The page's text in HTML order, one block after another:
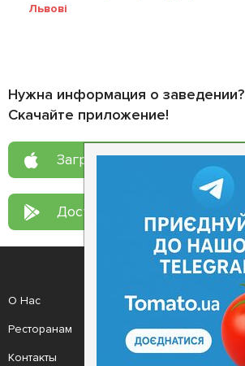
Львові
Нужна информация о заведении?
Скачайте приложение!
Загрузите в App Store
Доступно в Google Play
О Нас
Ресторанам
Контакты
Рецепт дня
Новости
Анонсы